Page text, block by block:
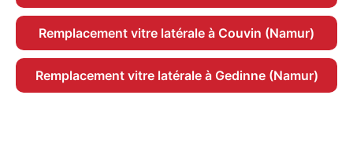
Remplacement vitre latérale à Couvin (Namur)
Remplacement vitre latérale à Gedinne (Namur)